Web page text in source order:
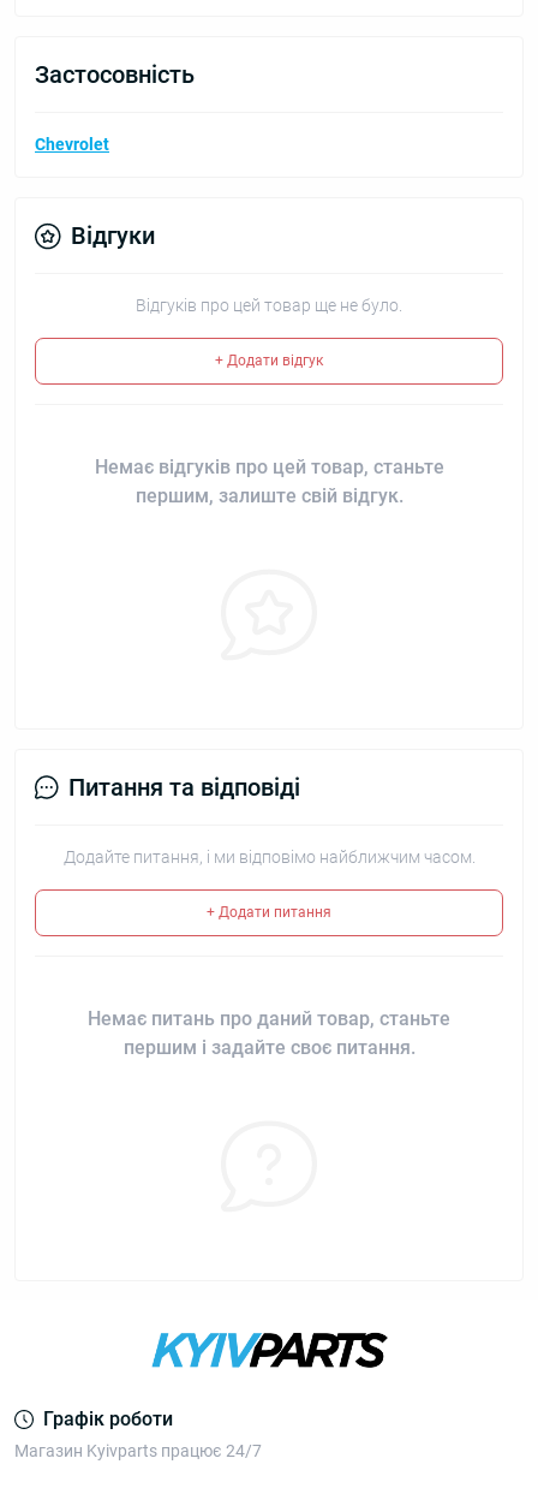
Застосовність
Chevrolet
Відгуки
Відгуків про цей товар ще не було.
+ Додати відгук
Немає відгуків про цей товар, станьте
першим, залиште свій відгук.
Питання та відповіді
Додайте питання, і ми відповімо найближчим часом.
+ Додати питання
Немає питань про даний товар, станьте
першим і задайте своє питання.
Графік роботи
Магазин Kyivparts працює 24/7